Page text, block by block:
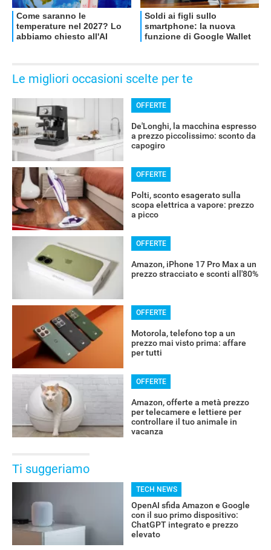
Le migliori occasioni scelte per te
OFFERTE
De'Longhi, la macchina espresso
a prezzo piccolissimo: sconto da
capogiro
OFFERTE
Polti, sconto esagerato sulla
scopa elettrica a vapore: prezzo
a picco
OFFERTE
Amazon, iPhone 17 Pro Max a un
prezzo stracciato e sconti all'80%
OFFERTE
Motorola, telefono top a un
prezzo mai visto prima: affare
per tutti
OFFERTE
Amazon, offerte a metà prezzo
per telecamere e lettiere per
controllare il tuo animale in
vacanza
Ti suggeriamo
TECH NEWS
OpenAI sfida Amazon e Google
con il suo primo dispositivo:
ChatGPT integrato e prezzo
elevato